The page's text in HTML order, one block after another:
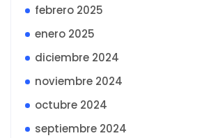
febrero 2025
enero 2025
diciembre 2024
noviembre 2024
octubre 2024
septiembre 2024